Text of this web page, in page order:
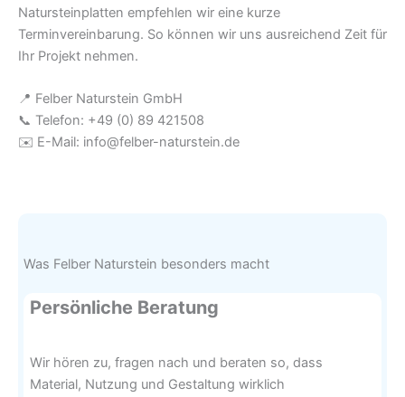
Natursteinplatten empfehlen wir eine kurze
Terminvereinbarung. So können wir uns ausreichend Zeit für
Ihr Projekt nehmen.
📍 Felber Naturstein GmbH
📞 Telefon: +49 (0) 89 421508
✉️ E-Mail: info@felber-naturstein.de
Was Felber Naturstein besonders macht
Persönliche Beratung
Wir hören zu, fragen nach und beraten so, dass
Material, Nutzung und Gestaltung wirklich